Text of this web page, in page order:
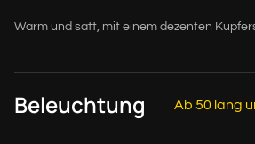
Warm und satt, mit einem dezenten
Beleuchtung Ab 50 lang